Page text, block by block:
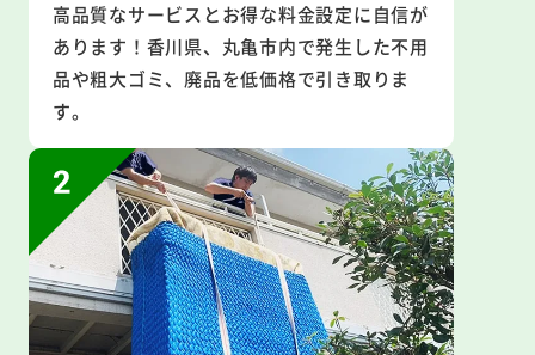
高品質なサービスとお得な料金設定に自信が
あります！香川県、丸亀市内で発生した不用
品や粗大ゴミ、廃品を低価格で引き取りま
す。